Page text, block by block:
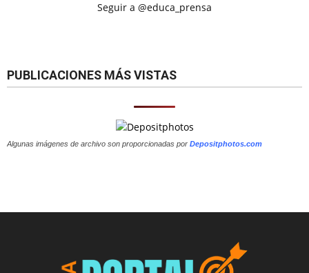
Seguir a @educa_prensa
PUBLICACIONES MÁS VISTAS
Algunas imágenes de archivo son proporcionadas por Depositphotos.com